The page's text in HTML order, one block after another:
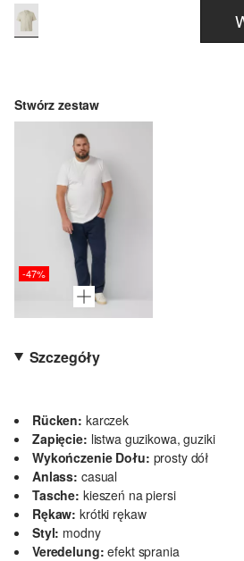
Stwórz zestaw
-47%
Szczegóły
Rücken: karczek
Zapięcie: listwa guzikowa, guziki
Wykończenie Dołu: prosty dół
Anlass: casual
Tasche: kieszeń na piersi
Rękaw: krótki rękaw
Styl: modny
Veredelung: efekt sprania